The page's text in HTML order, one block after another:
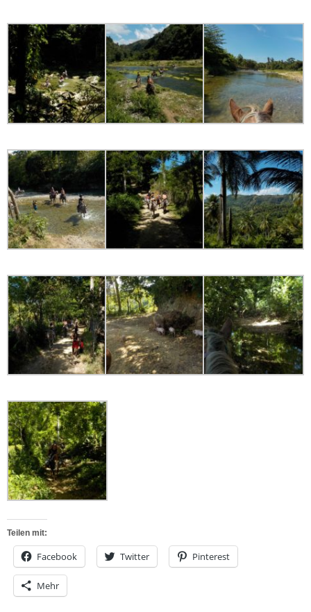
Teilen mit:
Facebook Twitter Pinterest
Mehr